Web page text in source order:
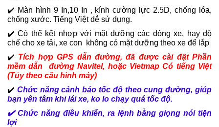
✔️ Màn hình 9 In,10 In , kính cường lực 2.5D, chống lóa,
chống xước. Tiếng Việt dễ sử dụng.
✔️ Có thể kết nhợp với mặt dưỡng các dòng xe, hay độ
chế cho xe tải, xe con không có mặt dưỡng theo xe để lắp
✔️ Tích hợp GPS dẫn đường,đã được cài đặt Phần
mềm dẫn đường Navitel, hoặc Vietmap Có tiếng Việt
(Tủy theo cấu hình máy)
✔️ Chức năng cảnh báo tốc độ theo cung đường, giúp
bạn yên tâm khi lái xe, ko lo chạy quá tốc độ.
✔️ Chức năng điều khiển, ra lệnh bằng giọng nói tiện
lợi